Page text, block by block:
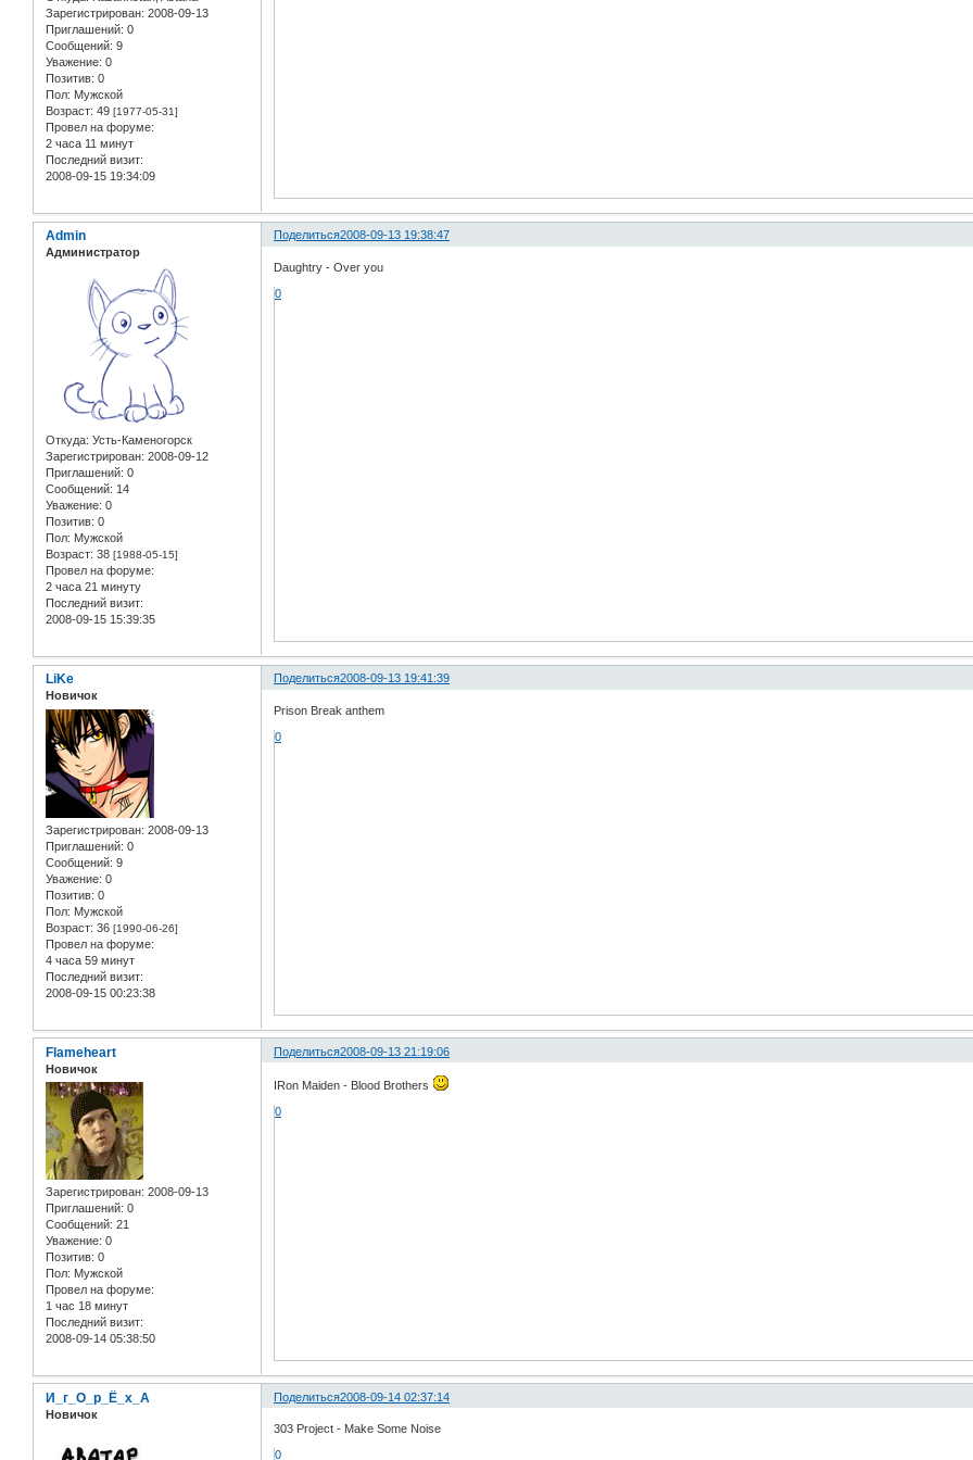
Зарегистрирован: 2008-09-13
Приглашений: 0
Сообщений: 9
Уважение: 0
Позитив: 0
Пол: Мужской
Возраст: 49 [1977-05-31]
Провел на форуме:
2 часа 11 минут
Последний визит:
2008-09-15 19:34:09
Поделиться2008-09-13 19:38:47
Admin
Администратор
Откуда: Усть-Каменогорск
Зарегистрирован: 2008-09-12
Приглашений: 0
Сообщений: 14
Уважение: 0
Позитив: 0
Пол: Мужской
Возраст: 38 [1988-05-15]
Провел на форуме:
2 часа 21 минуту
Последний визит:
2008-09-15 15:39:35
Daughtry - Over you
0
Поделиться2008-09-13 19:41:39
LiKe
Новичок
Зарегистрирован: 2008-09-13
Приглашений: 0
Сообщений: 9
Уважение: 0
Позитив: 0
Пол: Мужской
Возраст: 36 [1990-06-26]
Провел на форуме:
4 часа 59 минут
Последний визит:
2008-09-15 00:23:38
Prison Break anthem
0
Поделиться2008-09-13 21:19:06
Flameheart
Новичок
Зарегистрирован: 2008-09-13
Приглашений: 0
Сообщений: 21
Уважение: 0
Позитив: 0
Пол: Мужской
Провел на форуме:
1 час 18 минут
Последний визит:
2008-09-14 05:38:50
IRon Maiden - Blood Brothers
0
Поделиться2008-09-14 02:37:14
И_г_О_р_Ё_х_А
Новичок
303 Project - Make Some Noise
0